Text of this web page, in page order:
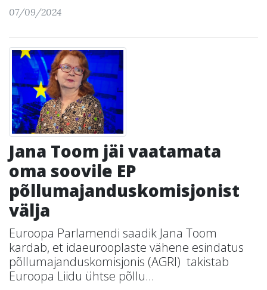
07/09/2024
Jana Toom jäi vaatamata
oma soovile EP
põllumajanduskomisjonist
välja
Euroopa Parlamendi saadik Jana Toom
kardab, et idaeurooplaste vähene esindatus
põllumajanduskomisjonis (AGRI) takistab
Euroopa Liidu ühtse põllu...